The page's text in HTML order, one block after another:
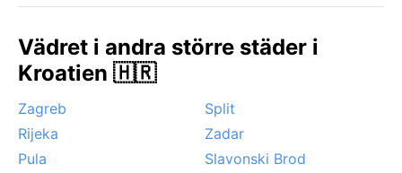
augusti kan bli heta, men torra nog för att njuta av
Osijek och lokala julmarknader. Ett särskilt fenomen är
den täta dimman som ibland rullar in från Drava på
fukttung karaktär. Inga tropiska oväder eller extrema
vindar – här är vädret följsamt och förutsägbart, med
årstiderna som tydliga kapitel i stadens rytm.
Vädret i andra större städer i
Kroatien 🇭🇷
Zagreb
Split
Rijeka
Zadar
Pula
Slavonski Brod